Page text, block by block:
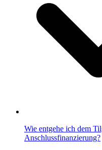
Wie entgehe ich dem
Anschlussfinanzierung?